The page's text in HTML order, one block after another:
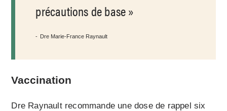
précautions de base
Dre Marie-France Raynault
Vaccination
Dre Raynault recommande une dose de rappel six